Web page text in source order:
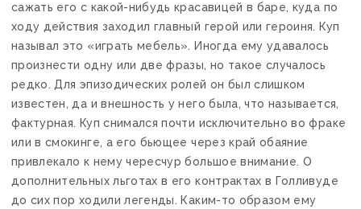
сажать его с какой-нибудь красавицей в баре, куда по
ходу действия заходил главный герой или героиня. Куп
называл это «играть мебель». Иногда ему удавалось
произнести одну или две фразы, но такое случалось
редко. Для эпизодических ролей он был слишком
известен, да и внешность у него была, что называется,
фактурная. Куп снимался почти исключительно во фраке
или в смокинге, а его бьющее через край обаяние
привлекало к нему чересчур большое внимание. О
дополнительных льготах в его контрактах в Голливуде
до сих пор ходили легенды. Каким-то образом ему